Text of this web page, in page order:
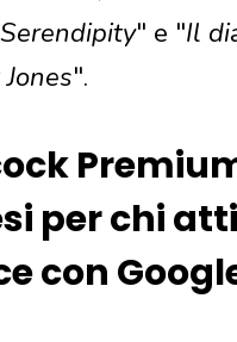
Serendipity" e "Il
".
per chi
con